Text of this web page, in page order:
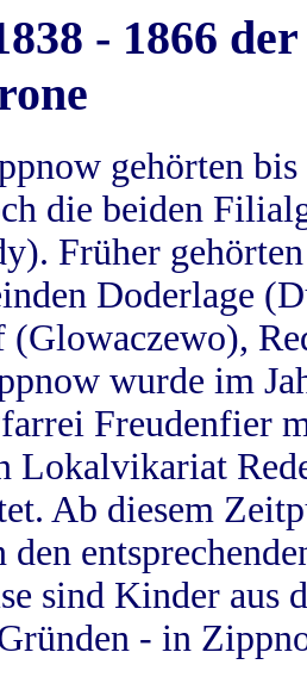
- 1866
gehörten
die beiden
Früher
Doderlage
wurde im
Freudenfier
Lokalvikariat
Ab diesem
den
sind Kinder aus
- in